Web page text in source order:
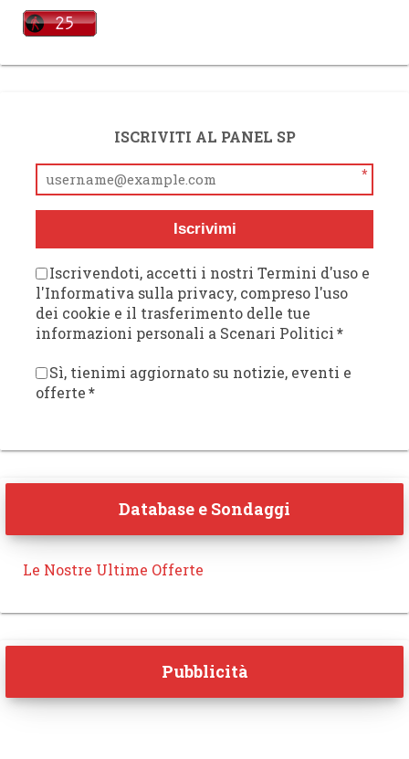
ISCRIVITI AL PANEL SP
*
Iscrivimi
Iscrivendoti, accetti i nostri Termini d'uso e
l'Informativa sulla privacy, compreso l'uso
dei cookie e il trasferimento delle tue
informazioni personali a Scenari Politici*
Sì, tienimi aggiornato su notizie, eventi e
offerte*
Database e Sondaggi
Le Nostre Ultime Offerte
Pubblicità